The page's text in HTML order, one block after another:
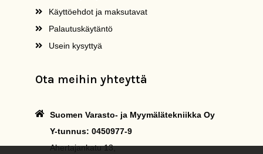
Käyttöehdot ja maksutavat
Palautuskäytäntö
Usein kysyttyä
Ota meihin yhteyttä
Suomen Varasto- ja Myymälätekniikka Oy
Y-tunnus: 0450977-9
Ahertajankatu 13,